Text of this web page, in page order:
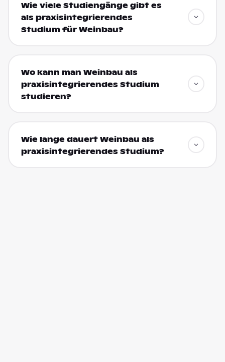
Wie viele Studiengänge gibt es
als praxisintegrierendes
Studium für Weinbau?
Wo kann man Weinbau als
praxisintegrierendes Studium
studieren?
Wie lange dauert Weinbau als
praxisintegrierendes Studium?